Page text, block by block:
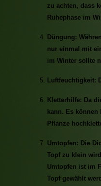
zu achten, dass
Ruhephase im
Düngung:
nur einmal mit
im Winter sollte
Luftfeuchtigkeit:
Kletterhilfe: Da
kann. Es
Pflanze
Umtopfen: Die
Topf zu klein
Umtopfen ist im
Topf gewählt